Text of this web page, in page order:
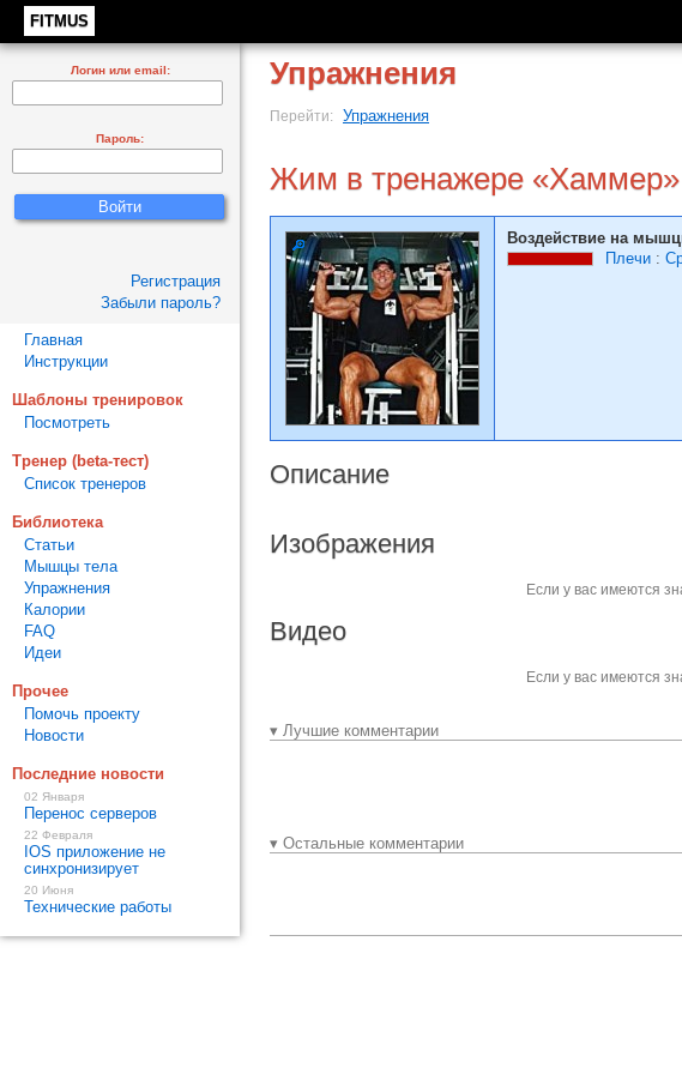
FITMUS
Упражнения
Перейти: Упражнения
Жим в тренажере «Хаммер»
Воздействие на
Плечи :
Описание
Изображения
Если у вас имеются
Видео
Если у вас имеются
▾ Лучшие комментарии
▾ Остальные комментарии
Логин или email:
Пароль:
Регистрация
Забыли пароль?
Главная
Инструкции
Шаблоны тренировок
Посмотреть
Тренер (beta-тест)
Список тренеров
Библиотека
Статьи
Мышцы тела
Упражнения
Калории
FAQ
Идеи
Прочее
Помочь проекту
Новости
Последние новости
02 Января
Перенос серверов
22 Февраля
IOS приложение не
синхронизирует
20 Июня
Технические работы